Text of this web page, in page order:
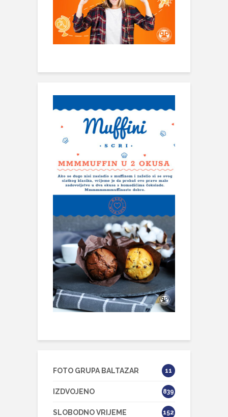
FOTO GRUPA BALTAZAR 11
IZDVOJENO 839
SLOBODNO VRIJEME 152